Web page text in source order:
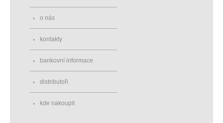
o nás
kontakty
bankovní informace
distributoři
kde nakoupit